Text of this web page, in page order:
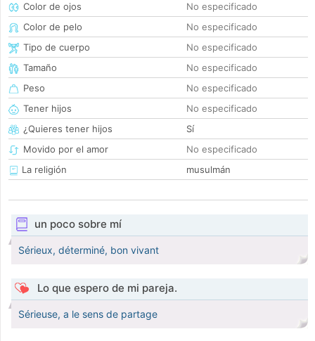
Color de ojos
No especificado
Color de pelo
No especificado
Tipo de cuerpo
No especificado
Tamaño
No especificado
Peso
No especificado
Tener hijos
No especificado
¿Quieres tener hijos
Sí
Movido por el amor
No especificado
La religión
musulmán
un poco sobre mí
Sérieux, déterminé, bon vivant
Lo que espero de mi pareja.
Sérieuse, a le sens de partage